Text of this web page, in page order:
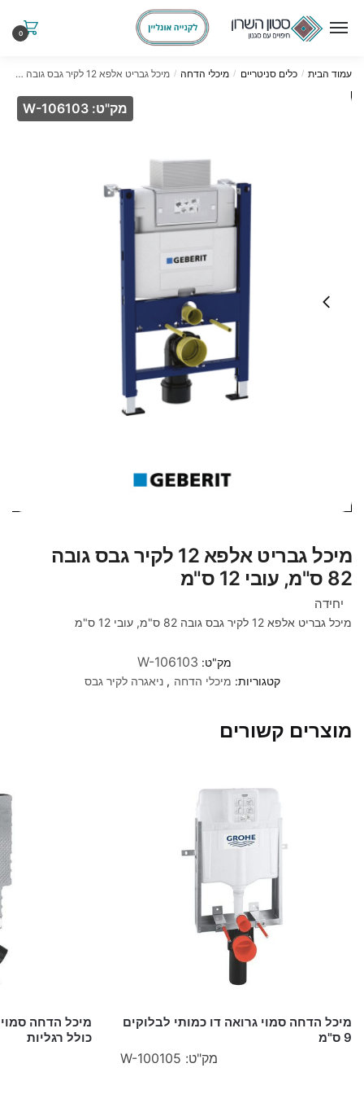
0
עמוד הבית / כלים סניטריים / מיכלי הדחה / מיכל גבריט אלפא 12 לקיר גבס גובה 82 ס"מ, עובי 12 ס"מ
מק"ט: W-106103
מיכל גבריט אלפא 12 לקיר גבס גובה
82 ס"מ, עובי 12 ס"מ
יחידה
מיכל גבריט אלפא 12 לקיר גבס גובה 82 ס"מ, עובי 12 ס"מ
מק"ט: W-106103
קטגוריות: מיכלי הדחה ,ניאגרה לקיר גבס
מוצרים קשורים
מיכל הדחה סמוי גרואה דו כמותי לבלוקים
9 ס"מ
מק"ט: W-100105
מיכל הדחה
כולל רגליות